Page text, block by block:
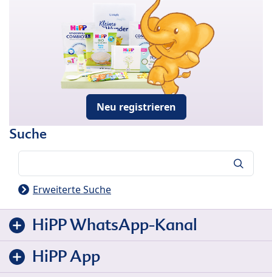
Neu registrieren
Suche
Erweiterte Suche
HiPP WhatsApp-Kanal
HiPP App